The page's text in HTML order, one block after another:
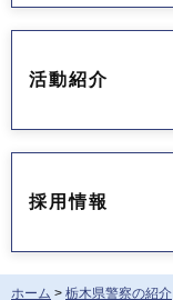
活動紹介
採用情報
ホーム > 栃木県警察の紹介